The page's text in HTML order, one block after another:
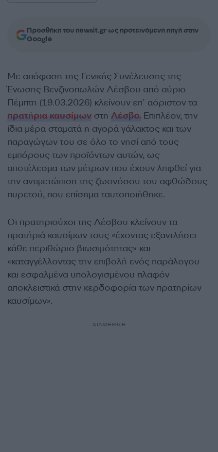
Προσθήκη του newsit.gr ως προτεινόμενη πηγή στην
Google
Με απόφαση της Γενικής Συνέλευσης της
Ένωσης Βενζινοπωλών Λέσβου από αύριο
Πέμπτη (19.03.2026) κλείνουν επ’ αόριστον τα
πρατήρια καυσίμων στη Λέσβο. Επιπλέον, την
ίδια μέρα σταματά η αγορά γάλακτος και των
παραγώγων του σε όλο το νησί από τους
εμπόρους των προϊόντων αυτών, ως
αποτέλεσμα των μέτρων που έχουν ληφθεί για
την αντιμετώπιση της ζωονόσου του αφθώδους
πυρετού, που επίσημα ταυτοποιήθηκε.
Οι πρατηριούχοι της Λέσβου κλείνουν τα
πρατήριά καυσίμων τους «έχοντας εξαντλήσει
κάθε περιθώριο βιωσιμότητας» και
«καταγγέλλοντας την επιβολή ενός παράλογου
και εσφαλμένα υπολογισμένου πλαφόν
αποκλειστικά στην κερδοφορία των πρατηρίων
καυσίμων».
ΔΙΑΦΗΜΙΣΗ